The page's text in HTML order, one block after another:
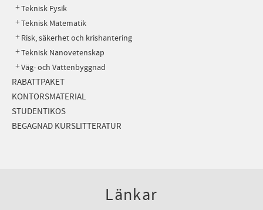
Teknisk Fysik
Teknisk Matematik
Risk, säkerhet och krishantering
Teknisk Nanovetenskap
Väg- och Vattenbyggnad
RABATTPAKET
KONTORSMATERIAL
STUDENTIKOS
BEGAGNAD KURSLITTERATUR
Länkar